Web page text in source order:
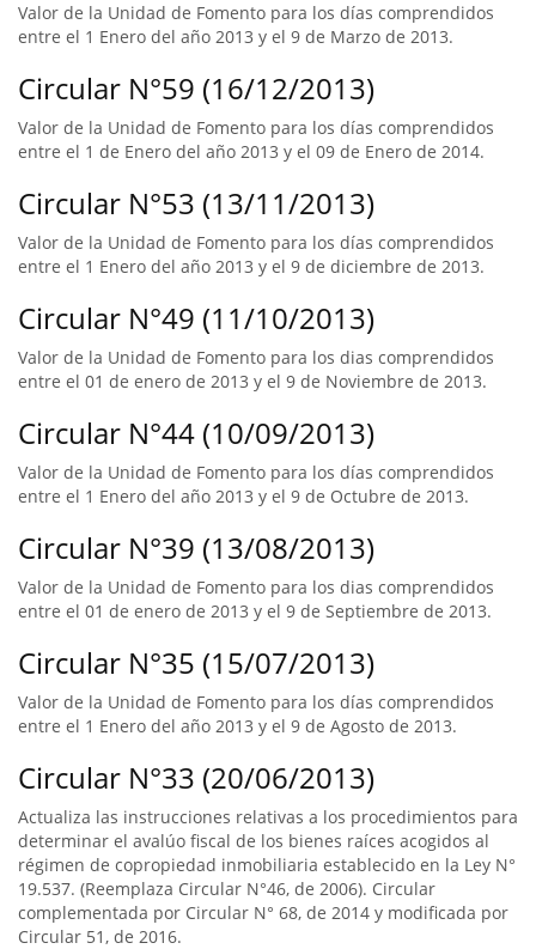
Valor de la Unidad de Fomento para los días comprendidos
entre el 1 Enero del año 2013 y el 9 de Marzo de 2013.
Circular N°59 (16/12/2013)
Valor de la Unidad de Fomento para los días comprendidos
entre el 1 de Enero del año 2013 y el 09 de Enero de 2014.
Circular N°53 (13/11/2013)
Valor de la Unidad de Fomento para los días comprendidos
entre el 1 Enero del año 2013 y el 9 de diciembre de 2013.
Circular N°49 (11/10/2013)
Valor de la Unidad de Fomento para los dias comprendidos
entre el 01 de enero de 2013 y el 9 de Noviembre de 2013.
Circular N°44 (10/09/2013)
Valor de la Unidad de Fomento para los días comprendidos
entre el 1 Enero del año 2013 y el 9 de Octubre de 2013.
Circular N°39 (13/08/2013)
Valor de la Unidad de Fomento para los dias comprendidos
entre el 01 de enero de 2013 y el 9 de Septiembre de 2013.
Circular N°35 (15/07/2013)
Valor de la Unidad de Fomento para los días comprendidos
entre el 1 Enero del año 2013 y el 9 de Agosto de 2013.
Circular N°33 (20/06/2013)
Actualiza las instrucciones relativas a los procedimientos para
determinar el avalúo fiscal de los bienes raíces acogidos al
régimen de copropiedad inmobiliaria establecido en la Ley N°
19.537. (Reemplaza Circular N°46, de 2006). Circular
complementada por Circular N° 68, de 2014 y modificada por
Circular 51, de 2016.